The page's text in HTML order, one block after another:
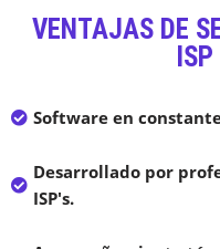
VENTAJAS DE
Software en
Desarrollado por
ISP's.